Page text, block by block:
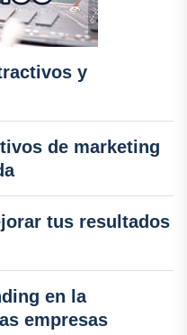
y
de marketing
tus resultados
en la
empresas